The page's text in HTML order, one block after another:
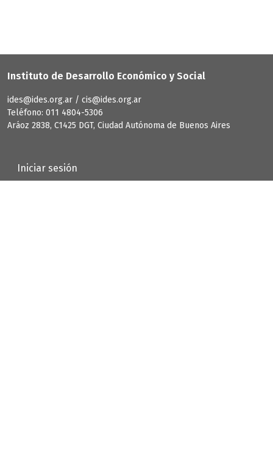
Instituto de Desarrollo Económico y Social
ides@ides.org.ar / cis@ides.org.ar
Teléfono: 011 4804-5306
Aráoz 2838, C1425 DGT, Ciudad Autónoma de Buenos Aires
User account menu
Iniciar sesión